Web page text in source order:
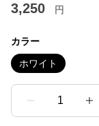
3,250 円
カラー
ホワイト
1